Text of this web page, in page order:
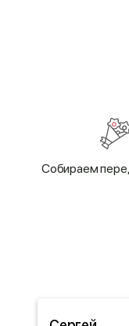
Cобираем